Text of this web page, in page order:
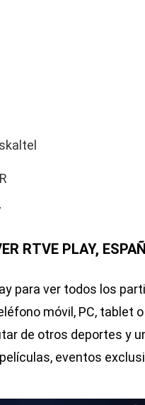
RTVE PLAY,
para ver todos los
móvil, PC, tablet
de otros deportes y
eventos